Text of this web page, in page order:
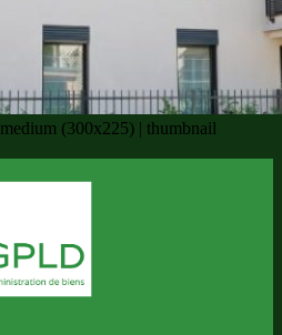
medium (300x225) | thumbnail